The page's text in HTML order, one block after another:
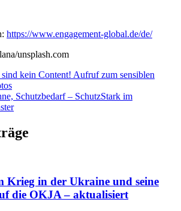
https://www.engagement-global.de/de/
unsplash.com
kein Content! Aufruf zum sensiblen
Schutzbedarf – SchutzStark im
Krieg in der Ukraine und seine
die OKJA – aktualisiert